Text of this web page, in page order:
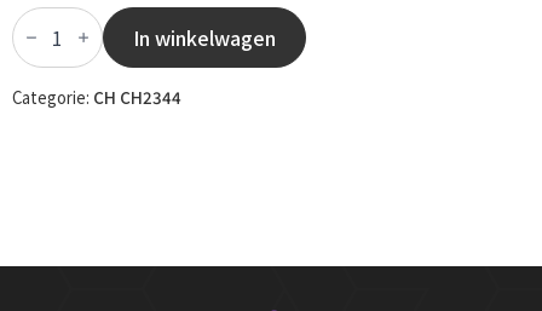
CH2344
-
071
aantal
In winkelwagen
Categorie: CH CH2344